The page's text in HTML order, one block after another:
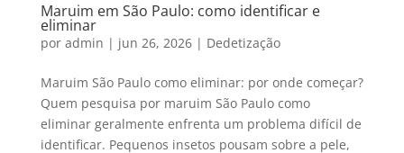
Maruim em São Paulo: como identificar e
eliminar
por admin | jun 26, 2026| Dedetização
Maruim São Paulo como eliminar: por onde começar?
Quem pesquisa por maruim São Paulo como
eliminar geralmente enfrenta um problema difícil de
identificar. Pequenos insetos pousam sobre a pele,